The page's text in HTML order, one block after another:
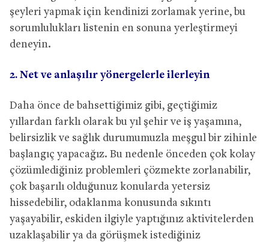
şeyleri yapmak için kendinizi zorlamak yerine, bu
sorumlulukları listenin en sonuna yerleştirmeyi
deneyin.
2. Net ve anlaşılır yönergelerle ilerleyin
Daha önce de bahsettiğimiz gibi, geçtiğimiz
yıllardan farklı olarak bu yıl şehir ve iş yaşamına,
belirsizlik ve sağlık durumumuzla meşgul bir zihinle
başlangıç yapacağız. Bu nedenle önceden çok kolay
çözümlediğiniz problemleri çözmekte zorlanabilir,
çok başarılı olduğunuz konularda yetersiz
hissedebilir, odaklanma konusunda sıkıntı
yaşayabilir, eskiden ilgiyle yaptığınız aktivitelerden
uzaklaşabilir ya da görüşmek istediğiniz